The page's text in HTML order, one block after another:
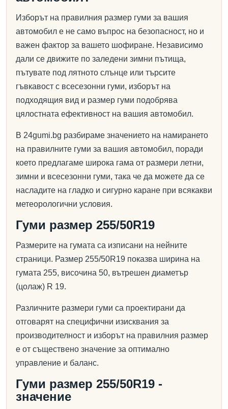
Изборът на правилния размер гуми за вашия
автомобил е не само въпрос на безопасност, но и
важен фактор за вашето шофиране. Независимо
дали се движите по заледени зимни пътища,
пътувате под лятното слънце или търсите
гъвкавост с всесезонни гуми, изборът на
подходящия вид и размер гуми подобрява
цялостната ефективност на вашия автомобил.
В 24gumi.bg разбираме значението на намирането
на правилните гуми за вашия автомобил, поради
което предлагаме широка гама от размери летни,
зимни и всесезонни гуми, така че да можете да се
насладите на гладко и сигурно каране при всякакви
метеорологични условия.
Гуми размер 255/50R19
Размерите на гумата са изписани на нейните
страници. Размер 255/50R19 показва ширина на
гумата 255, височина 50, вътрешен диаметър
(цолаж) R 19.
Различните размери гуми са проектирани да
отговарят на специфични изисквания за
производителност и изборът на правилния размер
е от съществено значение за оптимално
управление и баланс.
Гуми размер 255/50R19 -
значение